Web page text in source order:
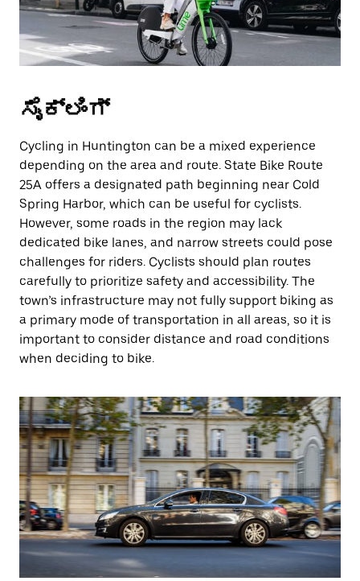
ಸೈಕ್ಲಿಂಗ್
Cycling in Huntington can be a mixed experience
depending on the area and route. State Bike Route
25A offers a designated path beginning near Cold
Spring Harbor, which can be useful for cyclists.
However, some roads in the region may lack
dedicated bike lanes, and narrow streets could pose
challenges for riders. Cyclists should plan routes
carefully to prioritize safety and accessibility. The
town’s infrastructure may not fully support biking as
a primary mode of transportation in all areas, so it is
important to consider distance and road conditions
when deciding to bike.